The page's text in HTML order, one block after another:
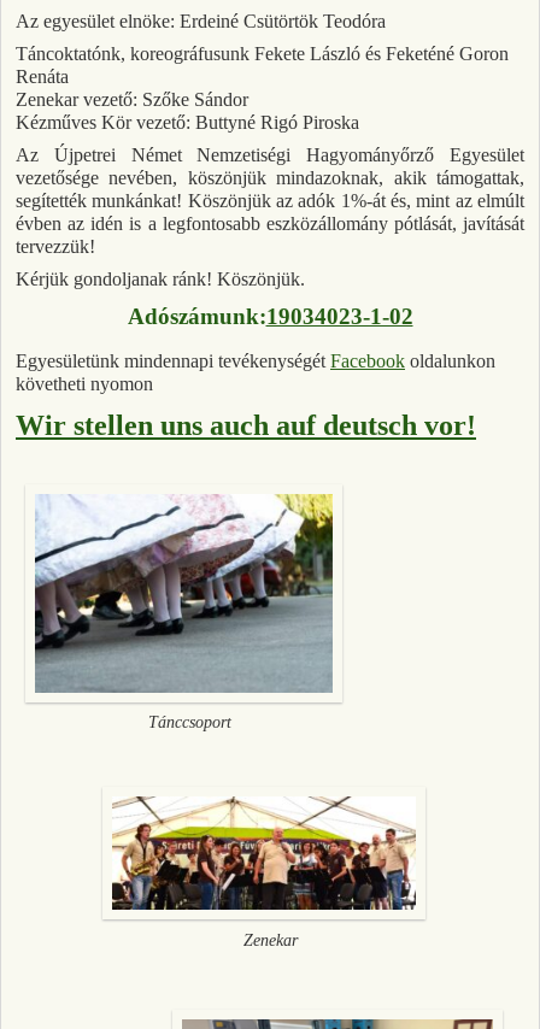
Az egyesület elnöke: Erdeiné Csütörtök Teodóra
Táncoktatónk, koreográfusunk Fekete László és Feketéné Goron
Renáta
Zenekar vezető: Szőke Sándor
Kézműves Kör vezető: Buttyné Rigó Piroska
Az Újpetrei Német Nemzetiségi Hagyományőrző Egyesület
vezetősége nevében, köszönjük mindazoknak, akik támogattak,
segítették munkánkat! Köszönjük az adók 1%-át és, mint az elmúlt
évben az idén is a legfontosabb eszközállomány pótlását, javítását
tervezzük!
Kérjük gondoljanak ránk! Köszönjük.
Adószámunk:19034023-1-02
Egyesületünk mindennapi tevékenységét Facebook oldalunkon
követheti nyomon
Wir stellen uns auch auf deutsch vor!
Tánccsoport
Zenekar